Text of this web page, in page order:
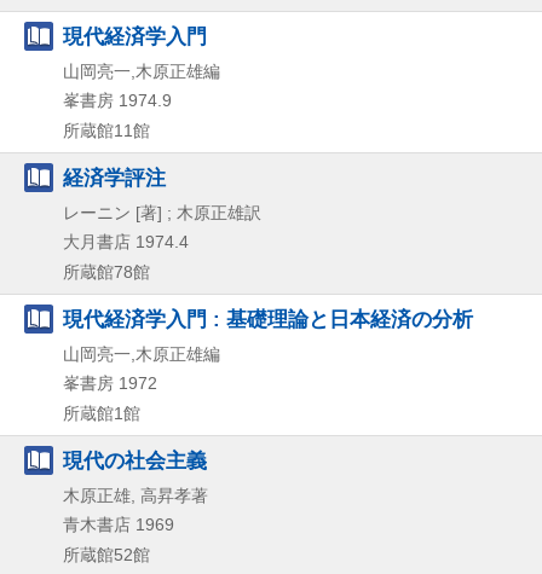
現代経済学入門
山岡亮一,木原正雄編
峯書房 1974.9
所蔵館11館
経済学評注
レーニン [著] ; 木原正雄訳
大月書店 1974.4
所蔵館78館
現代経済学入門 : 基礎理論と日本経済の分析
山岡亮一,木原正雄編
峯書房 1972
所蔵館1館
現代の社会主義
木原正雄, 高昇孝著
青木書店 1969
所蔵館52館